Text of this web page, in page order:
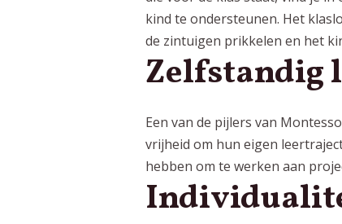
kind te ondersteunen. Het
de zintuigen prikkelen en het
Zelfstandig
Een van de pijlers van
vrijheid om hun eigen
hebben om te werken aan